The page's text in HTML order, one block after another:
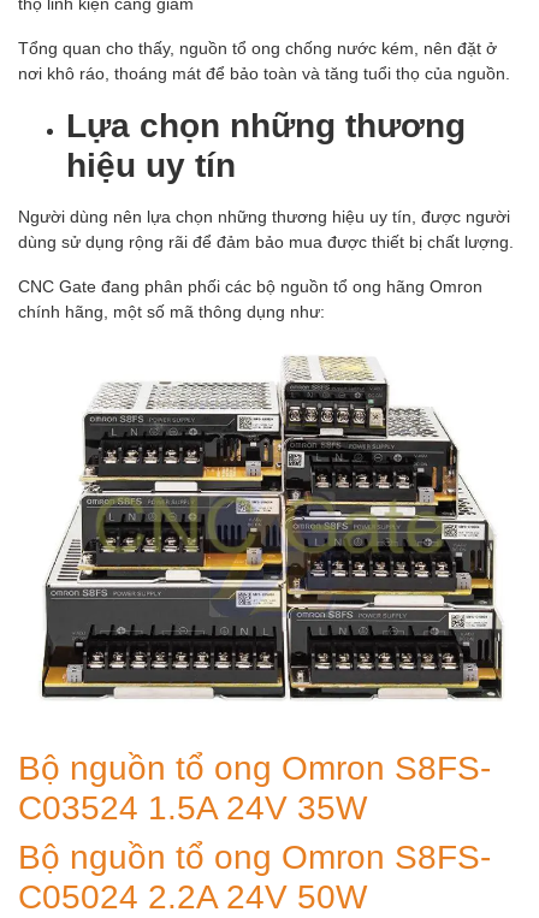
Tổng quan cho thấy, nguồn tổ ong chống nước kém, nên đặt ở
nơi khô ráo, thoáng mát để bảo toàn và tăng tuổi thọ của nguồn.
Lựa chọn những thương
hiệu uy tín
Người dùng nên lựa chọn những thương hiệu uy tín, được người
dùng sử dụng rộng rãi để đảm bảo mua được thiết bị chất lượng.
CNC Gate đang phân phối các bộ nguồn tổ ong hãng Omron
chính hãng, một số mã thông dụng như:
Bộ nguồn tổ ong Omron S8FS-
C03524 1.5A 24V 35W
Bộ nguồn tổ ong Omron S8FS-
C05024 2.2A 24V 50W